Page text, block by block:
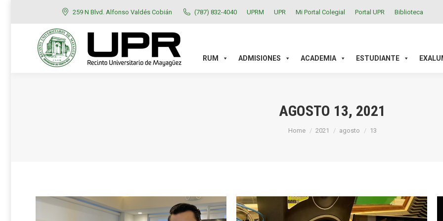
259 N Blvd. Alfonso Valdés Cobián (787) 832-4040 UPRM UPR Mi Portal Colegial Portal UPR Biblioteca
RUM ADMISIONES ACADEMIA ESTUDIANTE
AGOSTO 13, 2021
You are here:
Home 2021 agosto 13
RUM ADMISIONES